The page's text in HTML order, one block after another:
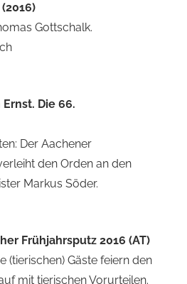
Gottschalk.
Die 66.
Der Aachener
den Orden an den
Markus Söder.
Frühjahrsputz 2016 (AT)
(tierischen) Gäste feiern den
mit tierischen Vorurteilen.